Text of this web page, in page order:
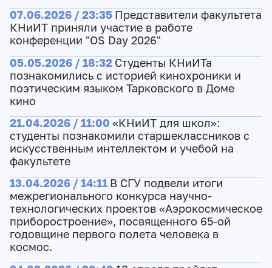
07.06.2026 / 23:35 Представители факультета
КНиИТ приняли участие в работе
конференции "OS Day 2026"
05.05.2026 / 18:32 Студенты КНиИТа
познакомились с историей кинохроники и
поэтическим языком Тарковского в Доме
кино
21.04.2026 / 11:00 «КНиИТ для школ»:
студенты познакомили старшеклассников с
искусственным интеллектом и учебой на
факультете
13.04.2026 / 14:11 В СГУ подвели итоги
межрегионального конкурса научно-
технологических проектов «Аэрокосмическое
приборостроение», посвященного 65-ой
годовщине первого полета человека в
космос.